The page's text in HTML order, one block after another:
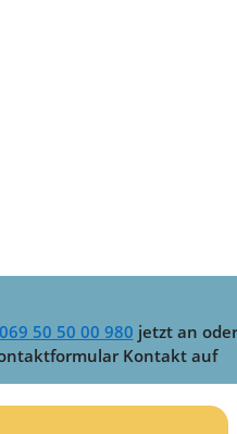
069 50 50 00 980 jetzt an oder
Kontakt auf